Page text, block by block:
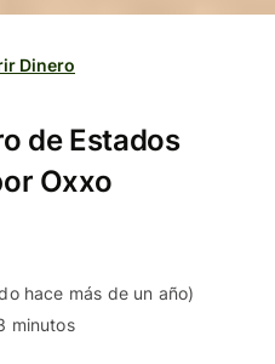
Dinero
de Estados
Oxxo
hace más de un año)
minutos